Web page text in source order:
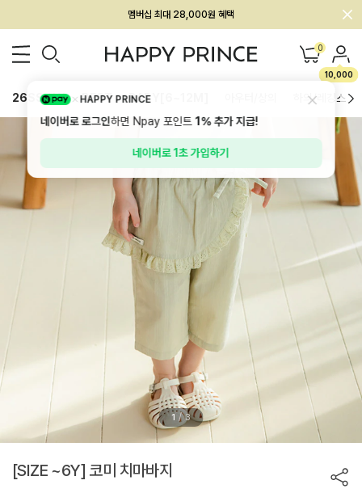
멤버십 최대 28,000원 혜택
0
10,000
26SS 신상 BEST BABY[6~12M] 하의/레깅스
1 / 3
[SIZE ~6Y] 코미 치마바지
HAPPY PRINCE
네이버로 로그인하면 Npay 포인트1%추가 지급!
네이버로 1초 가입하기